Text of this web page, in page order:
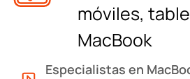
móviles,
MacBook
Especialistas en